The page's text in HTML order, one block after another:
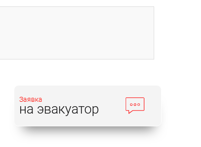
Заявка
на эвакуатор